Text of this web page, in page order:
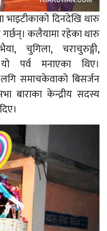
भाइटीकाको दिनदेखि थारु
गर्छन्। कलैयामा रहेका थारु
चुगिला, चराचुरुङ्गी,
पर्व मनाएका थिए।
समाचकेवाको बिसर्जन
बाराका केन्द्रीय सदस्य